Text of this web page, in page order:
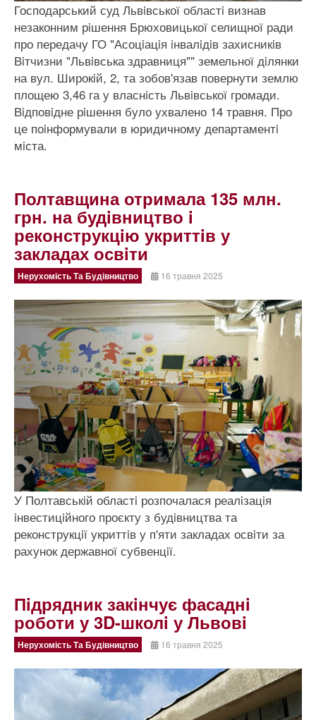
Господарський суд Львiвської областi визнав
незаконним рiшення Брюховицької селищної ради
про передачу ГО "Асоцiацiя iнвалiдiв захисникiв
Вiтчизни "Львiвська здравниця"" земельної дiлянки
на вул. Широкiй, 2, та зобов'язав повернути землю
площею 3,46 га у власнiсть Львiвської громади.
Вiдповiдне рiшення було ухвалено 14 травня. Про
це поiнформували в юридичному департаментi
мiста.
Полтавщина отримала 135 млн.
грн. на будiвництво i
реконструкцiю укриттiв у
закладах освiти
Нерухомість Та Будівництво 16 травня 2025
У Полтавськiй областi розпочалася реалiзацiя
iнвестицiйного проєкту з будiвництва та
реконструкцiї укриттiв у п'яти закладах освiти за
рахунок державної субвенцiї.
Пiдрядник закiнчує фасаднi
роботи у 3D-школi у Львовi
Нерухомість Та Будівництво 16 травня 2025